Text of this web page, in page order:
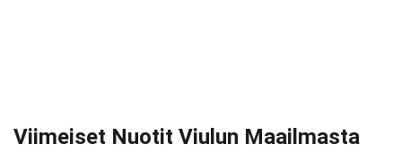
Viimeiset Nuotit Viulun Maailmasta